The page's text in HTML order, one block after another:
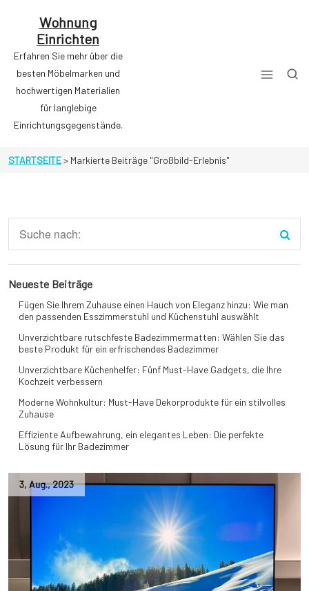
Wohnung
Einrichten
Erfahren Sie mehr über die
besten Möbelmarken und
hochwertigen Materialien
für langlebige
Einrichtungsgegenstände.
STARTSEITE> Markierte Beiträge "Großbild-Erlebnis"
3, Aug.,2023
Neueste Beiträge
Fügen Sie Ihrem Zuhause einen Hauch von Eleganz hinzu: Wie man
den passenden Esszimmerstuhl und Küchenstuhl auswählt
Unverzichtbare rutschfeste Badezimmermatten: Wählen Sie das
beste Produkt für ein erfrischendes Badezimmer
Unverzichtbare Küchenhelfer: Fünf Must-Have Gadgets, die Ihre
Kochzeit verbessern
Moderne Wohnkultur: Must-Have Dekorprodukte für ein stilvolles
Zuhause
Effiziente Aufbewahrung, ein elegantes Leben: Die perfekte
Lösung für Ihr Badezimmer